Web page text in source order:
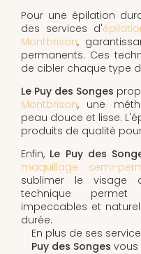
Pour une épilation
des services d'
Montbrison,
permanents. Ces
de cibler chaque type
Le Puy des Songes
Montbrison, une
peau douce et lisse.
produits de qualité
Enfin, Le Puy des
maquillage semi-
sublimer le visage
technique
impeccables et
durée.
En plus de ses
Puy des Songes vous